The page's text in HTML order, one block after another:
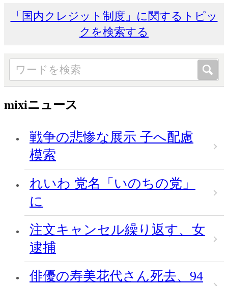
「国内クレジット制度」に関するトピッ
クを検索する
mixiニュース
戦争の悲惨な展示 子へ配慮
模索
れいわ 党名「いのちの党」
に
注文キャンセル繰り返す、女
逮捕
俳優の寿美花代さん死去、94